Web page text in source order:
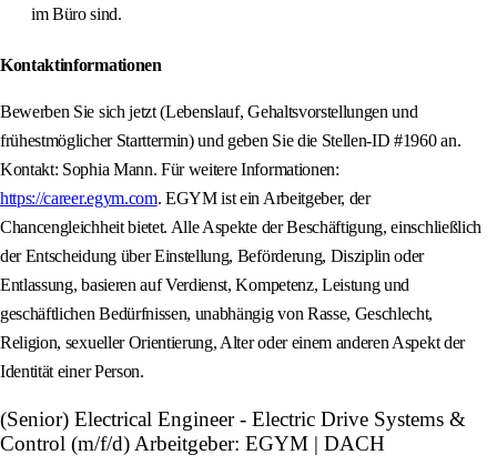
im Büro sind.
Kontaktinformationen
Bewerben Sie sich jetzt (Lebenslauf, Gehaltsvorstellungen und
frühestmöglicher Starttermin) und geben Sie die Stellen-ID #1960 an.
Kontakt: Sophia Mann. Für weitere Informationen:
https://career.egym.com. EGYM ist ein Arbeitgeber, der
Chancengleichheit bietet. Alle Aspekte der Beschäftigung, einschließlich
der Entscheidung über Einstellung, Beförderung, Disziplin oder
Entlassung, basieren auf Verdienst, Kompetenz, Leistung und
geschäftlichen Bedürfnissen, unabhängig von Rasse, Geschlecht,
Religion, sexueller Orientierung, Alter oder einem anderen Aspekt der
Identität einer Person.
(Senior) Electrical Engineer - Electric Drive Systems &
Control (m/f/d) Arbeitgeber: EGYM | DACH